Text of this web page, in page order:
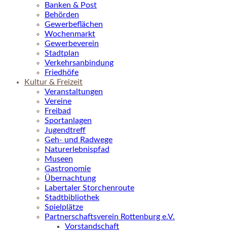
Banken & Post
Behörden
Gewerbeflächen
Wochenmarkt
Gewerbeverein
Stadtplan
Verkehrsanbindung
Friedhöfe
Kultur & Freizeit
Veranstaltungen
Vereine
Freibad
Sportanlagen
Jugendtreff
Geh- und Radwege
Naturerlebnispfad
Museen
Gastronomie
Übernachtung
Labertaler Storchenroute
Stadtbibliothek
Spielplätze
Partnerschaftsverein Rottenburg e.V.
Vorstandschaft